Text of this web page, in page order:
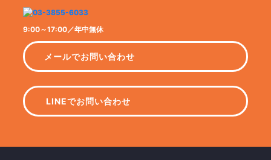
9:00～17:00／年中無休
メールでお問い合わせ
LINEでお問い合わせ